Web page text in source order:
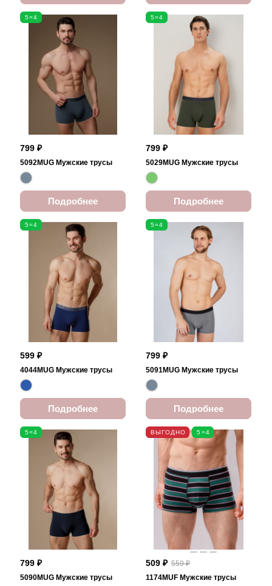
5=4
799 ₽
5092MUG Мужские трусы
Подробнее
5=4
799 ₽
5029MUG Мужские трусы
Подробнее
5=4
599 ₽
4044MUG Мужские трусы
Подробнее
5=4
799 ₽
5091MUG Мужские трусы
Подробнее
5=4
799 ₽
5090MUG Мужские трусы
ВЫГОДНО 5=4
509 ₽ 559 ₽
1174MUF Мужские трусы